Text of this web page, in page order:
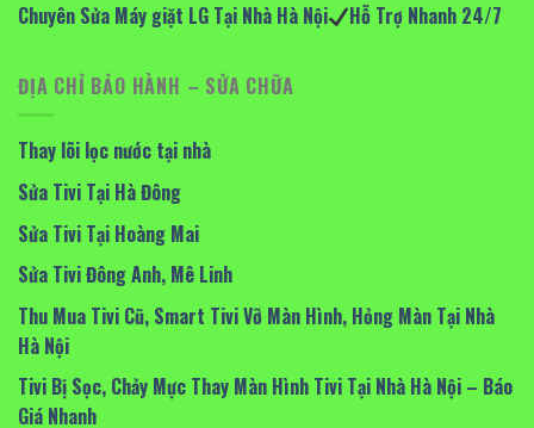
Chuyên Sửa Máy giặt LG Tại Nhà Hà Nội
Hỗ Trợ Nhanh 24/7
ĐỊA CHỈ BẢO HÀNH – SỬA CHỮA
Thay lõi lọc nước tại nhà
Sửa Tivi Tại Hà Đông
Sửa Tivi Tại Hoàng Mai
Sửa Tivi Đông Anh, Mê Linh
Thu Mua Tivi Cũ, Smart Tivi Vỡ Màn Hình, Hỏng Màn Tại Nhà
Hà Nội
Tivi Bị Sọc, Chảy Mực Thay Màn Hình Tivi Tại Nhà Hà Nội – Báo
Giá Nhanh